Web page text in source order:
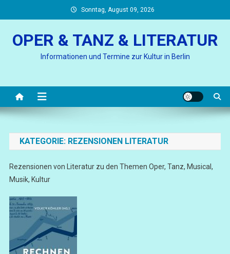
to
Sonntag, August 09, 2026
OPER & TANZ & LITERATUR
Informationen und Termine zur Kultur in Berlin
KATEGORIE: REZENSIONEN LITERATUR
Rezensionen von Literatur zu den Themen Oper, Tanz, Musical,
Musik, Kultur